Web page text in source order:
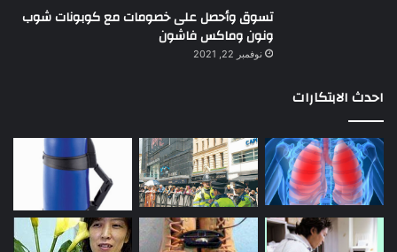
تسوق وأحصل على خصومات مع كوبونات شوب
ونون وماكس فاشون
نوفمبر 22, 2021
احدث الابتكارات